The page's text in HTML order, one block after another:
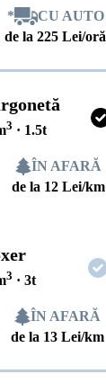
*
CU AUTO
de la225 Lei/oră
3 · 1.5t
ÎN AFARĂ
de la 12 Lei/km
3 · 3t
ÎN AFARĂ
de la 13 Lei/km